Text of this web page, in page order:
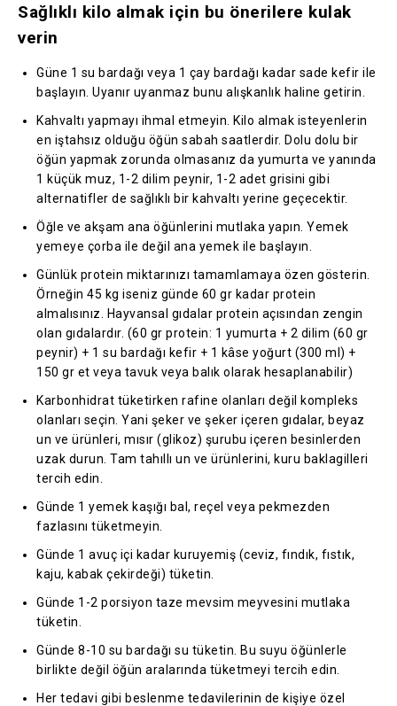
Sağlıklı kilo almak için bu önerilere kulak
verin
Güne 1 su bardağı veya 1 çay bardağı kadar sade kefir ile
başlayın. Uyanır uyanmaz bunu alışkanlık haline getirin.
Kahvaltı yapmayı ihmal etmeyin. Kilo almak isteyenlerin
en iştahsız olduğu öğün sabah saatlerdir. Dolu dolu bir
öğün yapmak zorunda olmasanız da yumurta ve yanında
1 küçük muz, 1-2 dilim peynir, 1-2 adet grisini gibi
alternatifler de sağlıklı bir kahvaltı yerine geçecektir.
Öğle ve akşam ana öğünlerini mutlaka yapın. Yemek
yemeye çorba ile değil ana yemek ile başlayın.
Günlük protein miktarınızı tamamlamaya özen gösterin.
Örneğin 45 kg iseniz günde 60 gr kadar protein
almalısınız. Hayvansal gıdalar protein açısından zengin
olan gıdalardır. (60 gr protein: 1 yumurta + 2 dilim (60 gr
peynir) + 1 su bardağı kefir + 1 kâse yoğurt (300 ml) +
150 gr et veya tavuk veya balık olarak hesaplanabilir)
Karbonhidrat tüketirken rafine olanları değil kompleks
olanları seçin. Yani şeker ve şeker içeren gıdalar, beyaz
un ve ürünleri, mısır (glikoz) şurubu içeren besinlerden
uzak durun. Tam tahıllı un ve ürünlerini, kuru baklagilleri
tercih edin.
Günde 1 yemek kaşığı bal, reçel veya pekmezden
fazlasını tüketmeyin.
Günde 1 avuç içi kadar kuruyemiş (ceviz, fındık, fıstık,
kaju, kabak çekirdeği) tüketin.
Günde 1-2 porsiyon taze mevsim meyvesini mutlaka
tüketin.
Günde 8-10 su bardağı su tüketin. Bu suyu öğünlerle
birlikte değil öğün aralarında tüketmeyi tercih edin.
Her tedavi gibi beslenme tedavilerinin de kişiye özel